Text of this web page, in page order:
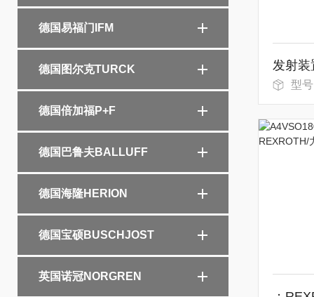
德国易福门IFM
德国图尔克TURCK
德国倍加福P+F
德国巴鲁夫BALLUFF
德国海隆HERION
德国宝硕BUSCHJOST
英国诺冠NORGREN
型